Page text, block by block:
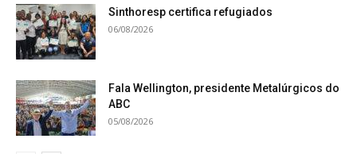
Sinthoresp certifica refugiados
06/08/2026
Fala Wellington, presidente Metalúrgicos do
ABC
05/08/2026